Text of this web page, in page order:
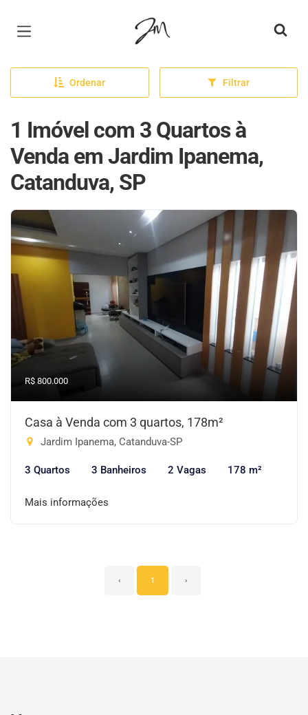
Página inicial
Ordenar Filtrar
1 Imóvel com 3 Quartos à
Venda em Jardim Ipanema,
Catanduva, SP
R$ 800.000
Casa à Venda com 3 quartos, 178m²
Jardim Ipanema, Catanduva-SP
3 Quartos 3 Banheiros 2 Vagas 178 m²
Mais informações
‹ 1 ›